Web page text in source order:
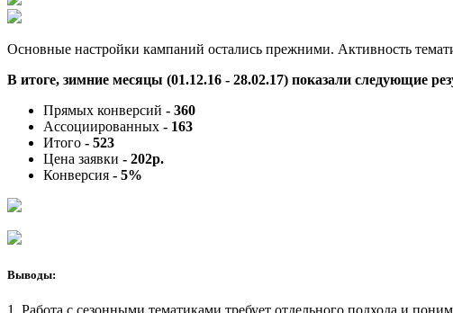
Основные настройки кампаний остались прежними. Активность
В итоге, зимние месяцы (01.12.16 - 28.02.17) показали следующие
Прямых конверсий - 360
Ассоциированных - 163
Итого - 523
Цена заявки - 202р.
Конверсия - 5%
Выводы: